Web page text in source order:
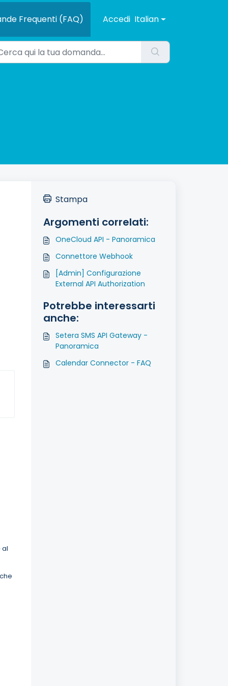
Frequenti (FAQ) Accedi Italian
al
che
Stampa
Argomenti correlati:
OneCloud API - Panoramica
Connettore Webhook
[Admin] Configurazione
External API Authorization
Potrebbe interessarti
anche:
Setera SMS API Gateway -
Panoramica
Calendar Connector - FAQ